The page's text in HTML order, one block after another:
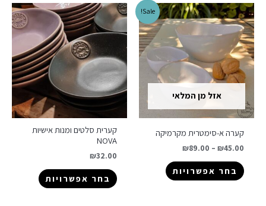
Sale!
אזל מן המלאי
קערה א-סימטרית מקרמיקה
₪45.00
–
₪89.00
בחר אפשרויות
קערית סלטים ומנות אישיות
NOVA
₪32.00
בחר אפשרויות